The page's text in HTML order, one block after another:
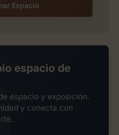
Espacio
espacio de
espacio y exposición.
y conecta con